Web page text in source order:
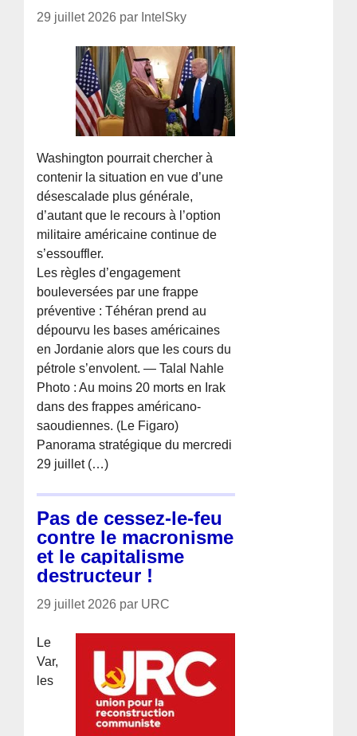
29 juillet 2026 par IntelSky
Washington pourrait chercher à
contenir la situation en vue d’une
désescalade plus générale,
d’autant que le recours à l’option
militaire américaine continue de
s’essouffler.
Les règles d’engagement
bouleversées par une frappe
préventive : Téhéran prend au
dépourvu les bases américaines
en Jordanie alors que les cours du
pétrole s’envolent. — Talal Nahle
Photo : Au moins 20 morts en Irak
dans des frappes américano-
saoudiennes. (Le Figaro)
Panorama stratégique du mercredi
29 juillet (…)
Pas de cessez-le-feu
contre le macronisme
et le capitalisme
destructeur !
29 juillet 2026 par URC
Le
Var,
les